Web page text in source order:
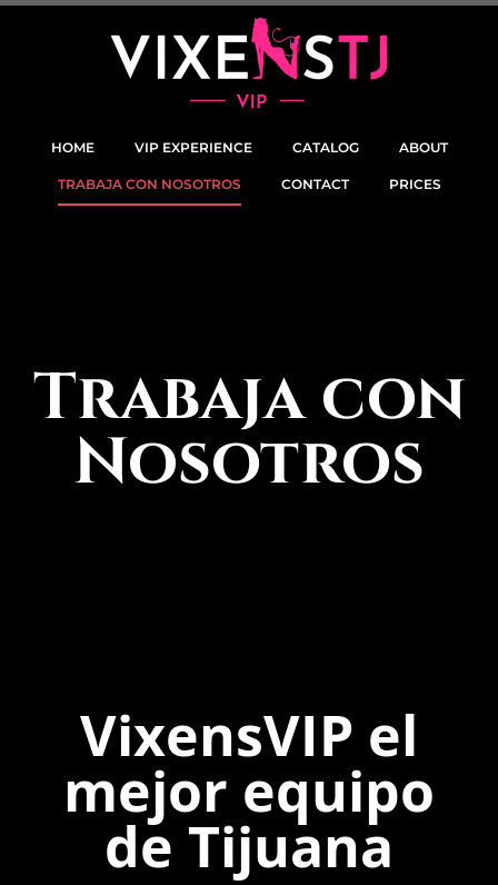
HOME VIP EXPERIENCE CATALOG ABOUT
TRABAJA CON NOSOTROS CONTACT PRICES
Trabaja con
Nosotros
VixensVIP el
mejor equipo
de Tijuana